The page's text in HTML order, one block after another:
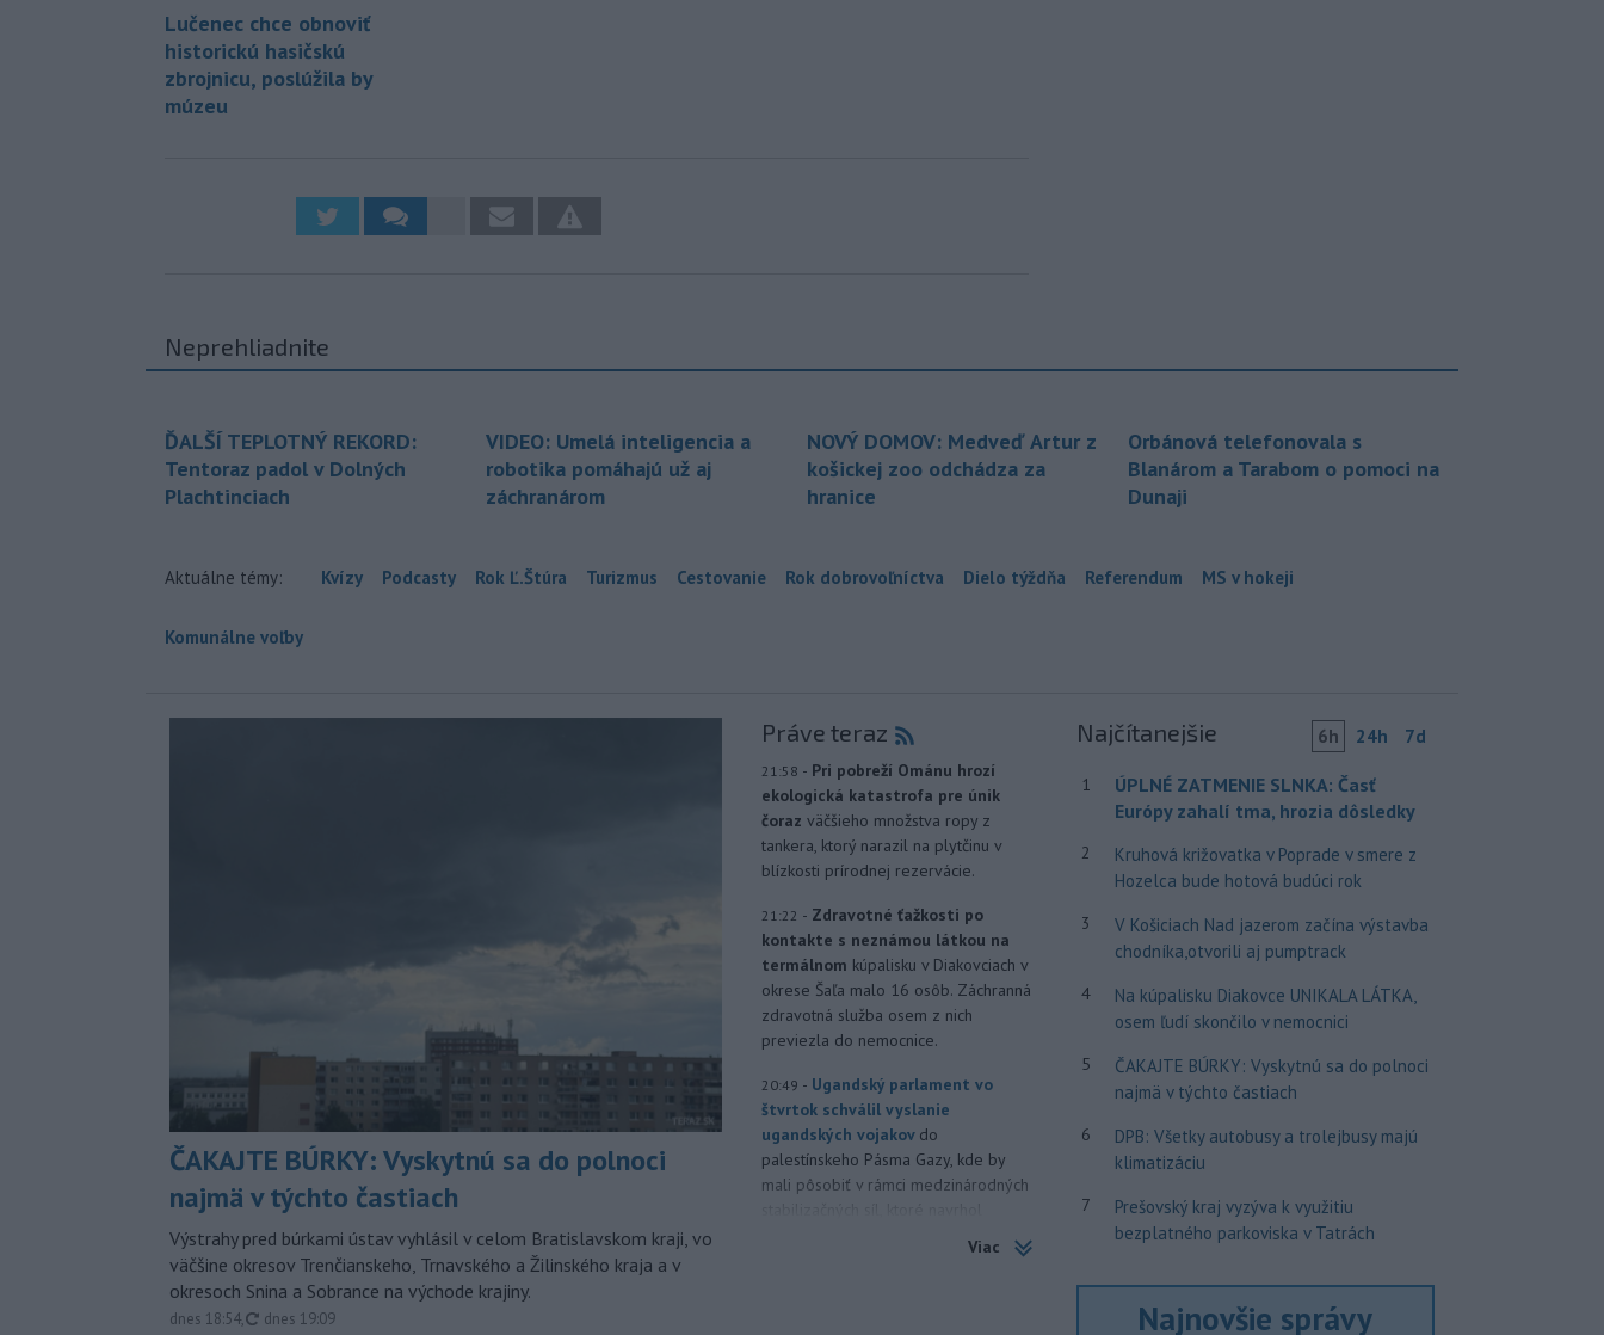
Lučenec chce obnoviť
historickú hasičskú
zbrojnicu, poslúžila by
múzeu
Neprehliadnite
ĎALŠÍ TEPLOTNÝ REKORD:
Tentoraz padol v Dolných
Plachtinciach
VIDEO: Umelá inteligencia a
robotika pomáhajú už aj
záchranárom
NOVÝ DOMOV: Medveď Artur z
košickej zoo odchádza za
hranice
Orbánová telefonovala s
Blanárom a Tarabom o pomoci na
Dunaji
Aktuálne témy: Kvízy Podcasty Rok Ľ.Štúra Turizmus Cestovanie Rok dobrovoľníctva Dielo týždňa Referendum MS v hokeji
Komunálne voľby
ČAKAJTE BÚRKY: Vyskytnú sa do polnoci
najmä v týchto častiach
Výstrahy pred búrkami ústav vyhlásil v celom Bratislavskom kraji, vo
väčšine okresov Trenčianskeho, Trnavského a Žilinského kraja a v
okresoch Snina a Sobrance na východe krajiny.
dnes 18:54, aktualizované
dnes 19:09
Práve teraz
21:58 - Pri pobreží Ománu hrozí
ekologická katastrofa pre únik
čoraz väčšieho množstva ropy z
tankera, ktorý narazil na plytčinu v
blízkosti prírodnej rezervácie.
21:22 - Zdravotné ťažkosti po
kontakte s neznámou látkou na
termálnom kúpalisku v Diakovciach v
okrese Šaľa malo 16 osôb. Záchranná
zdravotná služba osem z nich
previezla do nemocnice.
20:49 - Ugandský parlament vo
štvrtok schválil vyslanie
ugandských vojakov do
palestínskeho Pásma Gazy, kde by
mali pôsobiť v rámci medzinárodných
Viac
Najčítanejšie 6h 24h 7d
1
ÚPLNÉ ZATMENIE SLNKA: Časť
Európy zahalí tma, hrozia dôsledky
2
Kruhová križovatka v Poprade v smere z
Hozelca bude hotová budúci rok
3
V Košiciach Nad jazerom začína výstavba
chodníka,otvorili aj pumptrack
4
Na kúpalisku Diakovce UNIKALA LÁTKA,
osem ľudí skončilo v nemocnici
5
ČAKAJTE BÚRKY: Vyskytnú sa do polnoci
najmä v týchto častiach
6
DPB: Všetky autobusy a trolejbusy majú
klimatizáciu
7
Prešovský kraj vyzýva k využitiu
bezplatného parkoviska v Tatrách
Najnovšie správy